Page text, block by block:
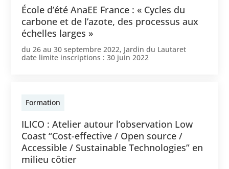
École d’été AnaEE France : « Cycles du
carbone et de l’azote, des processus aux
échelles larges »
du 26 au 30 septembre 2022, Jardin du Lautaret
date limite inscriptions : 30 juin 2022
Formation
ILICO : Atelier autour l’observation Low
Coast “Cost-effective / Open source /
Accessible / Sustainable Technologies” en
milieu côtier